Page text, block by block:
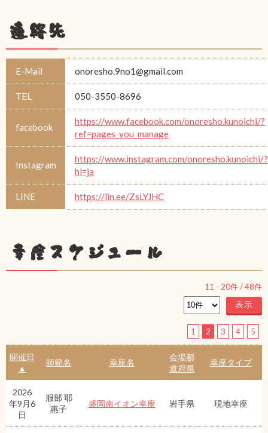
連絡先
E-Mail onoresho.9no1@gmail.com
TEL 050-3550-8696
facebook
https://www.facebook.com/onoresho.kunoichi/?
ref=pages_you_manage
Instagram
https://www.instagram.com/onoresho.kunoichi/?
hl=ja
LINE https://lin.ee/ZsLYJHC
幸座スケジュール
11 - 20件 /48件
1 2 3 4 5
開催日
▲
師範名 幸座名
会場都
道府県
幸座タイプ
2026
年9月6
日
服部 耶
惠子
盛岡南イオン幸座 岩手県 現地幸座